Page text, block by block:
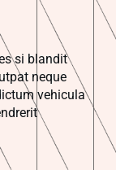
si blandit
neque
vehicula